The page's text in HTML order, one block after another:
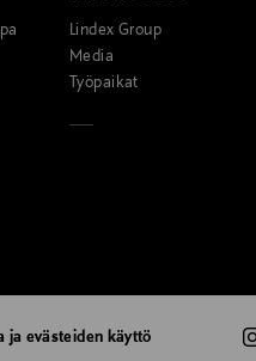
Lindex Group
Media
Työpaikat
ja evästeiden käyttö